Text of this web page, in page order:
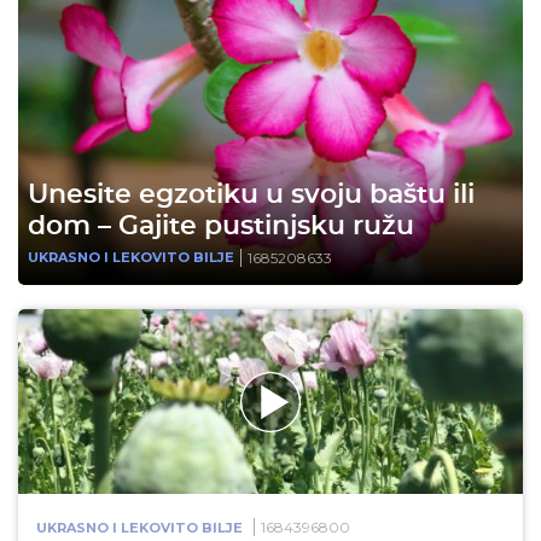
Unesite egzotiku u svoju baštu ili
dom – Gajite pustinjsku ružu
UKRASNO I LEKOVITO BILJE 1685208633
UKRASNO I LEKOVITO BILJE 1684396800